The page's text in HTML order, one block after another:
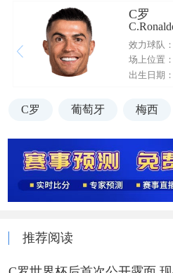
C罗
效力球队
场上位置
出生日期
C罗 葡萄牙 梅西
推荐阅读